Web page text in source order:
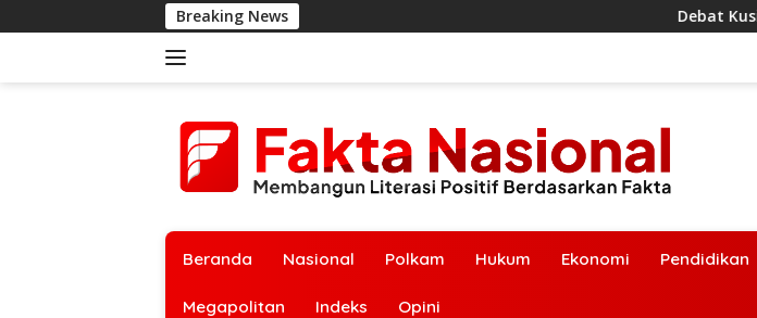
ke
Breaking News Debat Kusir
Beranda Nasional Polkam Hukum Ekonomi Pendidikan
Megapolitan Indeks Opini